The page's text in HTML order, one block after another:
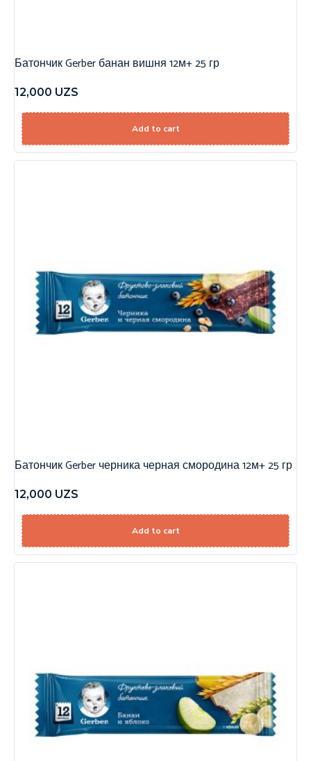
Батончик Gerber банан вишня 12м+ 25 гр
12,000 UZS
Add to cart
Батончик Gerber черника черная смородина 12м+ 25 гр
12,000 UZS
Add to cart